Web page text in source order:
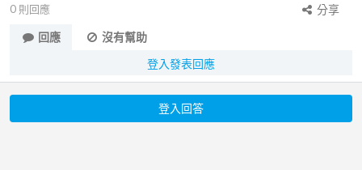
0 則回應
分享
回應
沒有幫助
登入發表回應
登入回答